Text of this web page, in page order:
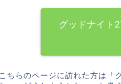
グッドナイト
こちらのページに訪れた方は「